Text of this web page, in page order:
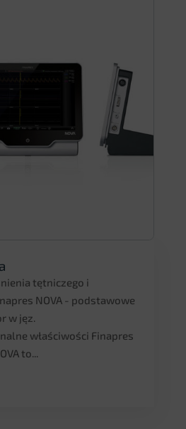
tętniczego i
NOVA - podstawowe
w jęz.
właściwości Finapres
to...